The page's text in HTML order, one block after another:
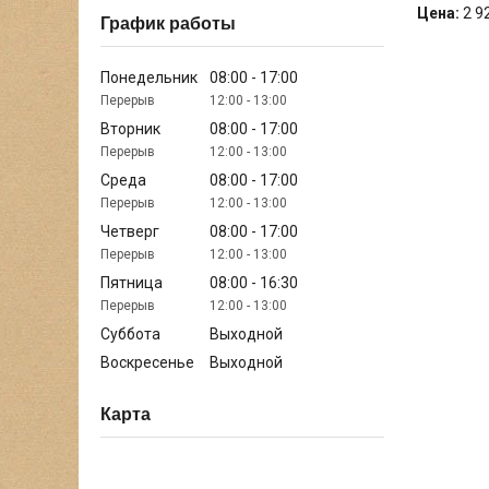
Цена: 2
График работы
Понедельник 08:00 17:00
12:00 13:00
Вторник 08:00 17:00
12:00 13:00
Среда 08:00 17:00
12:00 13:00
Четверг 08:00 17:00
12:00 13:00
Пятница 08:00 16:30
12:00 13:00
Суббота
Выходной
Воскресенье
Выходной
Карта